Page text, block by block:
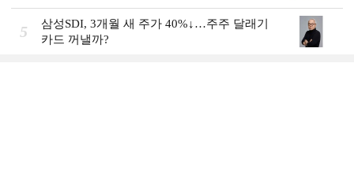
5
삼성SDI, 3개월 새 주가 40%↓…주주 달래기
카드 꺼낼까?